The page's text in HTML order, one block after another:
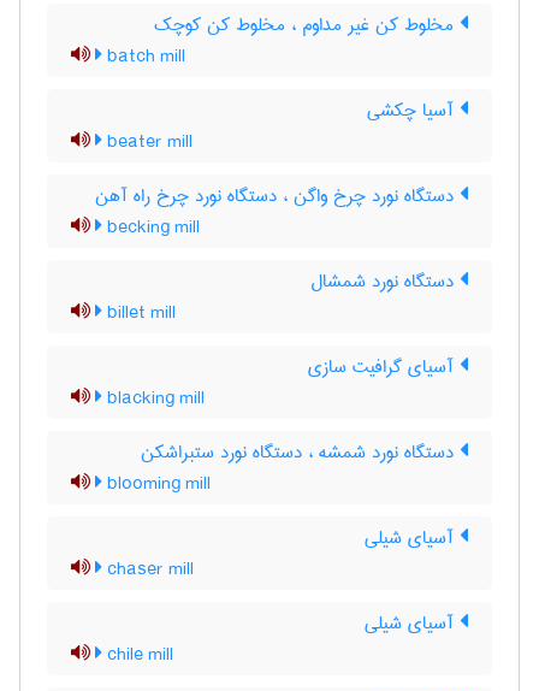
مخلوط کن غیر مداوم ، مخلوط کن کوچک
batch mill
آسیا چکشی
beater mill
دستگاه نورد چرخ واگن ، دستگاه نورد چرخ راه آهن
becking mill
دستگاه نورد شمشال
billet mill
آسیای گرافیت سازی
blacking mill
دستگاه نورد شمشه ، دستگاه نورد ستبراشکن
blooming mill
آسیای شیلی
chaser mill
آسیای شیلی
chile mill